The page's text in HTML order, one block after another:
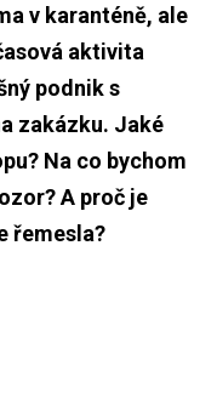
v karanténě, ale
aktivita
podnik s
zakázku. Jaké
Na co bychom
A proč je
řemesla?